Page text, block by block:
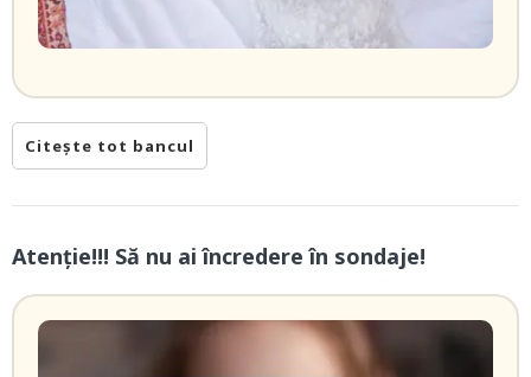
Citește tot bancul
Atenție!!! Să nu ai încredere în sondaje!